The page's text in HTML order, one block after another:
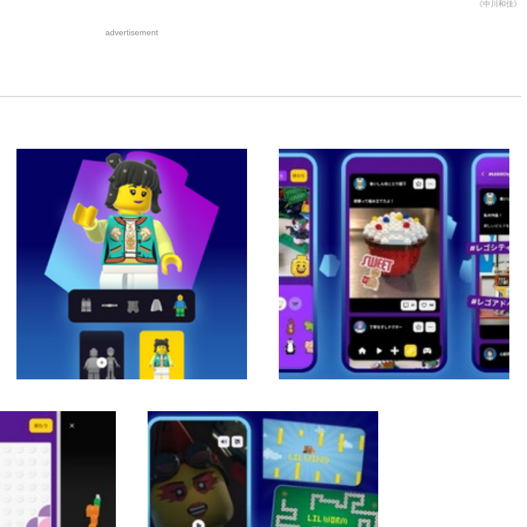
《中川和佳》
advertisement